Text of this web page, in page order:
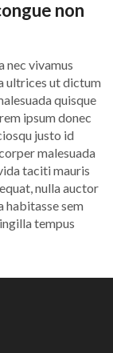
non
vivamus
ultrices ut dictum
quisque
ipsum donec
justo id
malesuada
taciti mauris
nulla auctor
habitasse sem
tempus